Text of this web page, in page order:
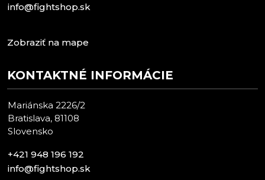
info@fightshop.sk
Zobraziť na mape
KONTAKTNÉ INFORMÁCIE
Mariánska 2226/2
Bratislava, 81108
Slovensko
+421 948 196 192
info@fightshop.sk